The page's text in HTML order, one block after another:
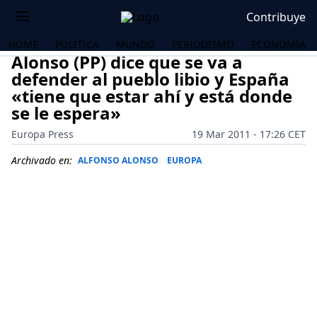
Contribuye
HOME POLÍTICA MUNDO PERIODISMO ECONOMÍA
Alonso (PP) dice que se va a
defender al pueblo libio y España
«tiene que estar ahí y está donde
se le espera»
Europa Press
19 Mar 2011 - 17:26 CET
Archivado en: ALFONSO ALONSO EUROPA